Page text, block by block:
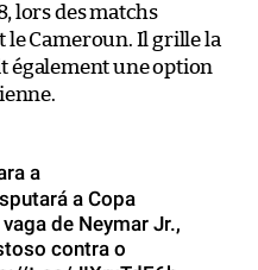
lors des matchs
le Cameroun. Il grille la
également une option
a
a Copa
de Neymar Jr.,
contra o